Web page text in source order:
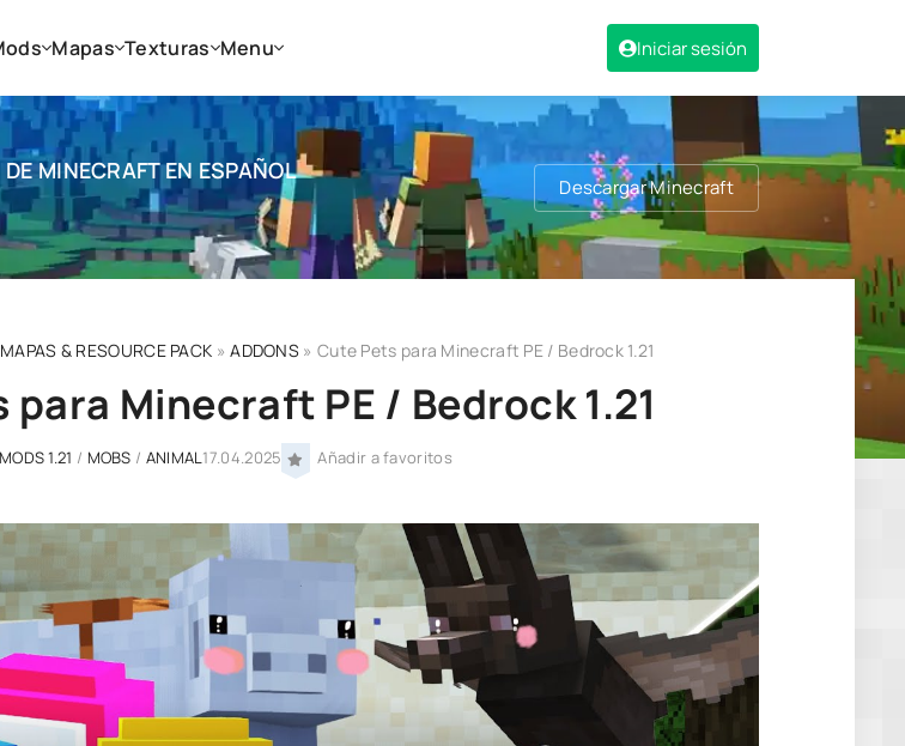
Mapas Texturas Menu Iniciar sesión
MINECRAFT EN ESPAÑOL
Descargar Minecraft
& RESOURCE PACK »ADDONS » Cute Pets para Minecraft PE / Bedrock 1.21
para Minecraft PE / Bedrock 1.21
MODS 1.21 / MOBS / ANIMAL17.04.2025 Añadir a favoritos